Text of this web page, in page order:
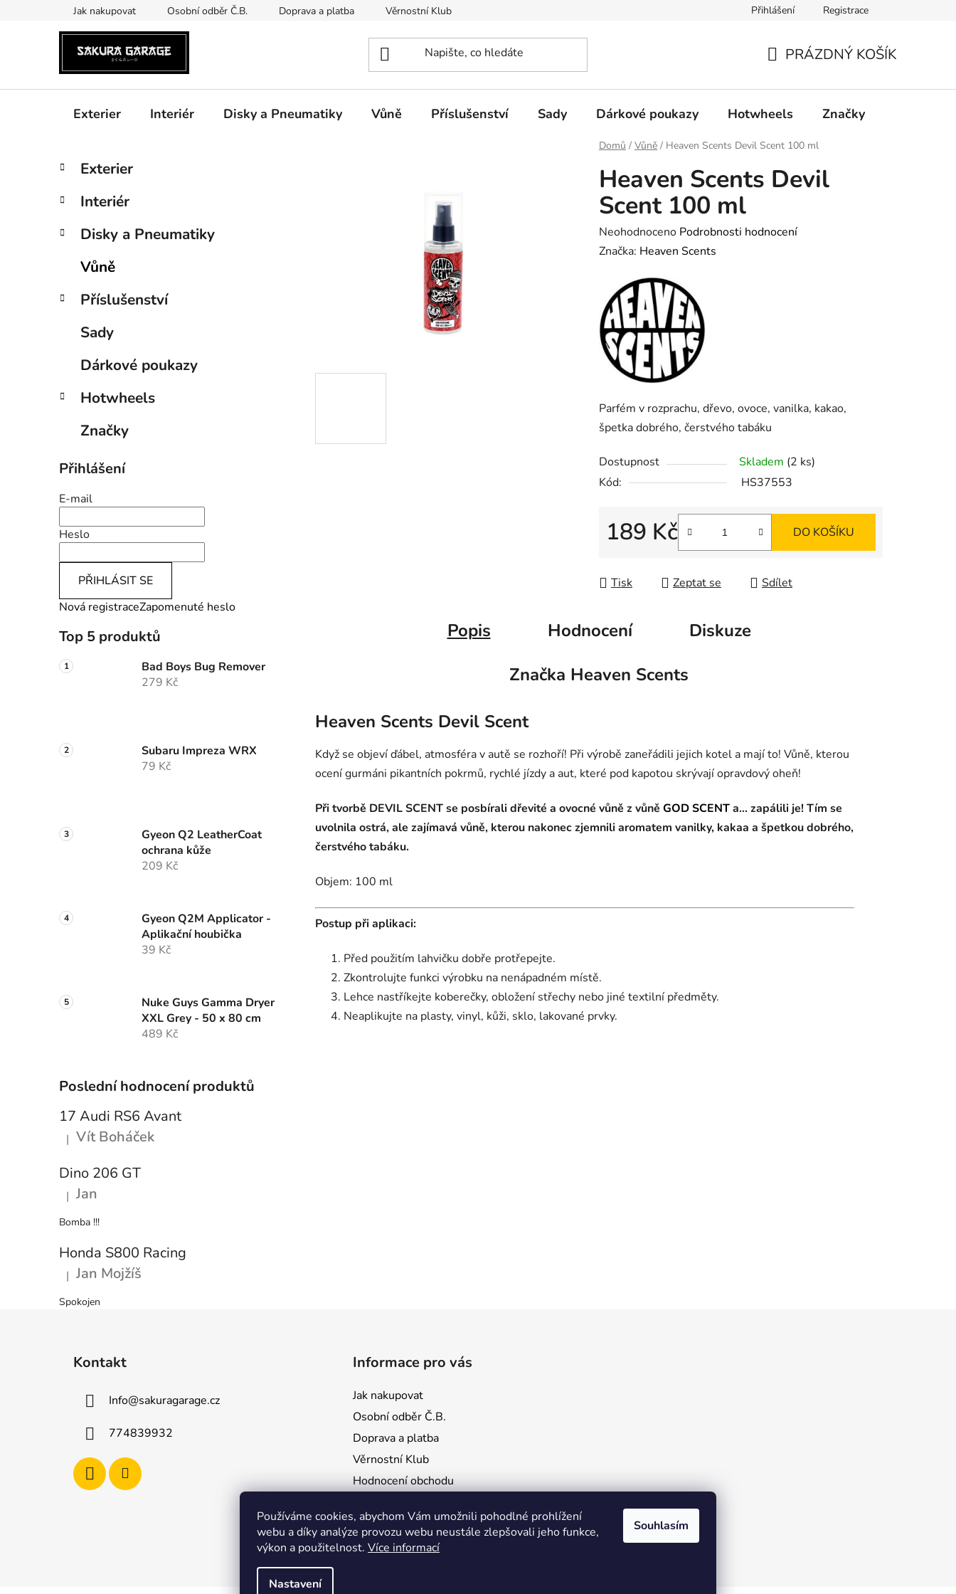
Používáme cookies, abychom Vám umožnili pohodlné prohlížení
webu a díky analýze provozu webu neustále zlepšovali jeho funkce,
výkon a použitelnost. Více informací
Nastavení
Souhlasím
Jak nakupovat Osobní odběr Č.B. Doprava a platba Věrnostní Klub Obchodní podmínky Podmínky ochrany osobních údajů
Přihlášení Registrace
KOŠÍK
PRÁZDNÝ KOŠÍK
Exterier Interiér Disky a Pneumatiky Vůně Příslušenství Sady Dárkové poukazy Hotwheels Značky
Domů / Vůně / Heaven Scents Devil Scent 100 ml
P
s
r
n
í
l
Přeskočit
kategorie
K
a
e
o
Exterier
Interiér
Disky a Pneumatiky
Vůně
Příslušenství
Sady
Dárkové poukazy
Hotwheels
Značky
Přihlášení
E-mail
Heslo
PŘIHLÁSIT SE
Nová registraceZapomenuté heslo
Top 5 produktů
Bad Boys Bug Remover
279 Kč
Subaru Impreza WRX
79 Kč
Gyeon Q2 LeatherCoat
ochrana kůže
209 Kč
Gyeon Q2M Applicator -
Aplikační houbička
39 Kč
Nuke Guys Gamma Dryer
XXL Grey - 50 x 80 cm
489 Kč
Poslední hodnocení produktů
17 Audi RS6 Avant
Hodnocení produktu je 5 z 5 hvězdiček.
| Vít Boháček
Dino 206 GT
Hodnocení produktu je 5 z 5 hvězdiček.
| Jan
Bomba !!!
Honda S800 Racing
Hodnocení produktu je 5 z 5 hvězdiček.
| Jan Mojžíš
Spokojen
Heaven Scents Devil
Scent 100 ml
Průměrné
hodnocení
0,0
z
5
hvězdiček.
Neohodnoceno Podrobnosti hodnocení
Značka: Heaven Scents
Parfém v rozprachu, dřevo, ovoce, vanilka, kakao,
špetka dobrého, čerstvého tabáku
Dostupnost Skladem (2 ks)
Kód:
HS37553
189 Kč DO KOŠÍKU
Tisk Zeptat se Sdílet
Popis Hodnocení
Diskuze
Značka Heaven Scents
Heaven Scents Devil Scent
Když se objeví ďábel, atmosféra v autě se rozhoří! Při výrobě zaneřádili jejich kotel a mají to! Vůně, kterou
ocení gurmáni pikantních pokrmů, rychlé jízdy a aut, které pod kapotou skrývají opravdový oheň!
Při tvorbě DEVIL SCENT se posbírali dřevité a ovocné vůně z vůně GOD SCENTa... zapálili je! Tím se
uvolnila ostrá, ale zajímavá vůně, kterou nakonec zjemnili aromatem vanilky, kakaa a špetkou dobrého,
čerstvého tabáku.
Objem: 100 ml
Postup při aplikaci:
Před použitím lahvičku dobře protřepejte.
Zkontrolujte funkci výrobku na nenápadném místě.
Lehce nastříkejte koberečky, obložení střechy nebo jiné textilní předměty.
Neaplikujte na plasty, vinyl, kůži, sklo, lakované prvky.
Kontakt
Info@sakuragarage.cz
774839932
Informace pro vás
Jak nakupovat
Osobní odběr Č.B.
Doprava a platba
Věrnostní Klub
Hodnocení obchodu
Obchodní podmínky
Podmínky ochrany osobních údajů